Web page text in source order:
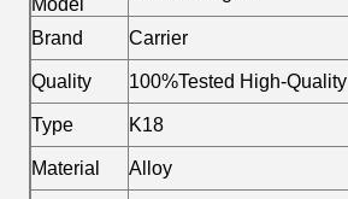
Brand
Carrier
Quality
100%Tested High-Quality
Type
K18
Material
Alloy